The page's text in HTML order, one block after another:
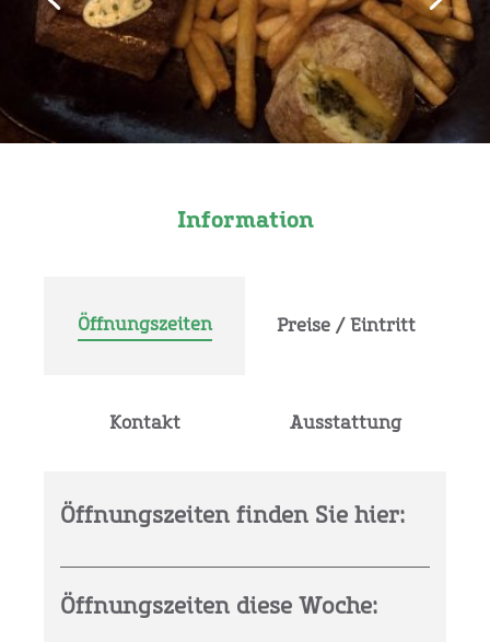
Information
Öffnungszeiten Preise / Eintritt
Kontakt Ausstattung
Öffnungszeiten finden Sie hier:
Öffnungszeiten diese Woche: